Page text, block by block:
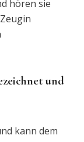
hören sie
und
kann dem